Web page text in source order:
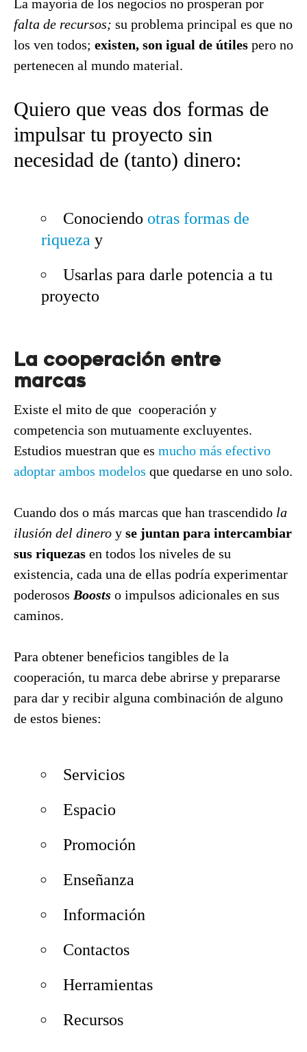
La mayoría de los negocios no prosperan por
falta de recursos; su problema principal es que no
los ven todos; existen, son igual de útiles pero no
pertenecen al mundo material.
Quiero que veas dos formas de
impulsar tu proyecto sin
necesidad de (tanto) dinero:
Conociendo otras formas de
riqueza y
Usarlas para darle potencia a tu
proyecto
La cooperación entre
marcas
Existe el mito de que cooperación y
competencia son mutuamente excluyentes.
Estudios muestran que es mucho más efectivo
adoptar ambos modelos que quedarse en uno solo.
Cuando dos o más marcas que han trascendido la
ilusión del dinero y se juntan para intercambiar
sus riquezas en todos los niveles de su
existencia, cada una de ellas podría experimentar
poderosos Boosts o impulsos adicionales en sus
caminos.
Para obtener beneficios tangibles de la
cooperación, tu marca debe abrirse y prepararse
para dar y recibir alguna combinación de alguno
de estos bienes:
Servicios
Espacio
Promoción
Enseñanza
Información
Contactos
Herramientas
Recursos